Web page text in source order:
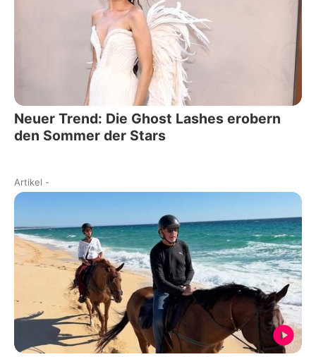
Neuer Trend: Die Ghost Lashes erobern
den Sommer der Stars
Artikel -